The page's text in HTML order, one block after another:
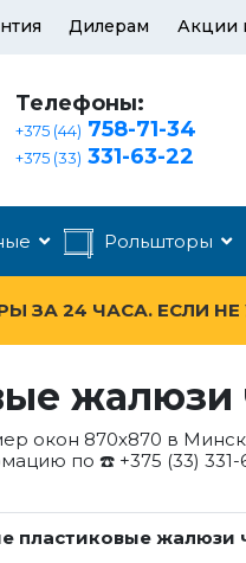
Дилерам Акции
Телефоны:
+375 (44) 758-71-34
+375 (33) 331-63-22
Рольшторы
24 ЧАСА. ЕСЛИ
окон 870x870 в
по ☎️ +375 (33) 331-
пластиковые жалюзи